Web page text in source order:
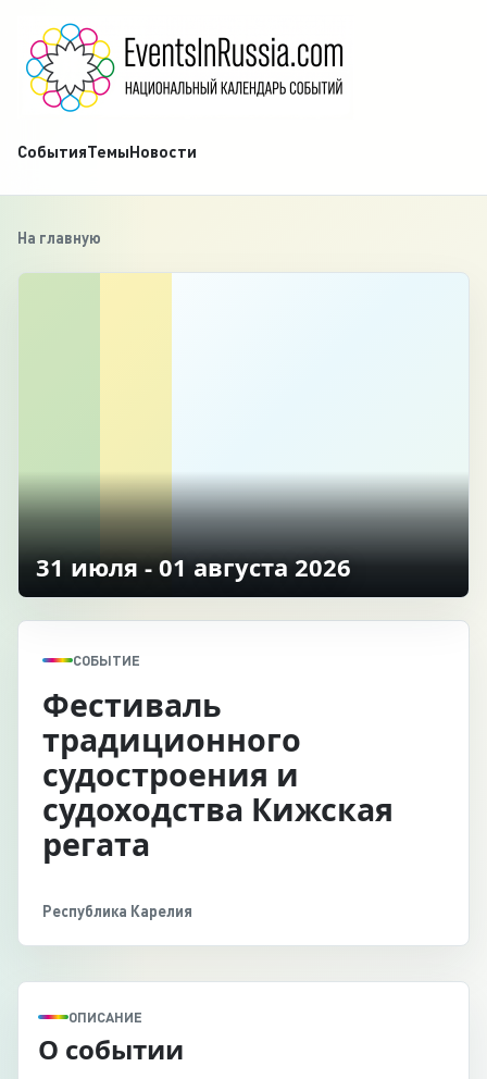
СобытияТемыНовости
На главную
31 июля - 01 августа 2026
СОБЫТИЕ
Фестиваль
традиционного
судостроения и
судоходства Кижская
регата
Республика Карелия
ОПИСАНИЕ
О событии